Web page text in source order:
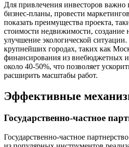
Для привлечения инвесторов важно
бизнес-планы, провести
показать преимущества проекта,
стоимости недвижимости, создание
улучшение экологической
крупнейших городах, таких как
финансирования из внебюджетных
около 40-50%, что позволяет
расширить масштабы работ.
Эффективные
Государственно-частное
Государственно-частное